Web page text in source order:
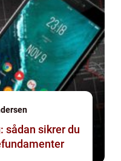
sådan sikrer du